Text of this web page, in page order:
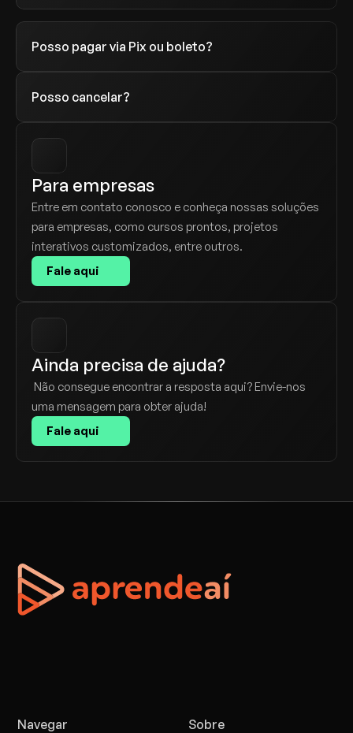
Posso cancelar?
Para empresas
Entre em contato conosco e conheça nossas soluções
para empresas, como cursos prontos, projetos
interativos customizados, entre outros.
Fale aqui
Ainda precisa de ajuda?
uma mensagem para obter ajuda!
Fale aqui
Navegar Sobre